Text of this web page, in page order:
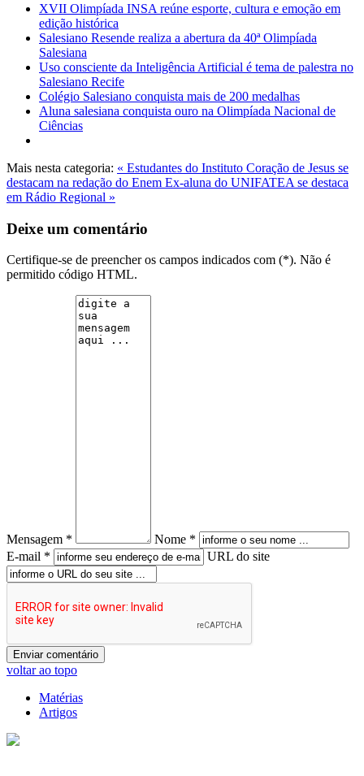
XVII Olimpíada INSA reúne esporte, cultura e emoção em
edição histórica
Salesiano Resende realiza a abertura da 40ª Olimpíada
Salesiana
Uso consciente da Inteligência Artificial é tema de palestra no
Salesiano Recife
Colégio Salesiano conquista mais de 200 medalhas
Aluna salesiana conquista ouro na Olimpíada Nacional de
Ciências
Mais nesta categoria: « Estudantes do Instituto Coração de Jesus se
destacam na redação do Enem Ex-aluna do UNIFATEA se destaca
em Rádio Regional »
Deixe um comentário
Certifique-se de preencher os campos indicados com (*). Não é
permitido código HTML.
Mensagem *
Nome *
E-mail *
URL do site
voltar ao topo
Matérias
Artigos